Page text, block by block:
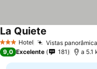
3 EstrelasHotel Vistas
La Quiete
9,0 Excelente 181 a 5.1